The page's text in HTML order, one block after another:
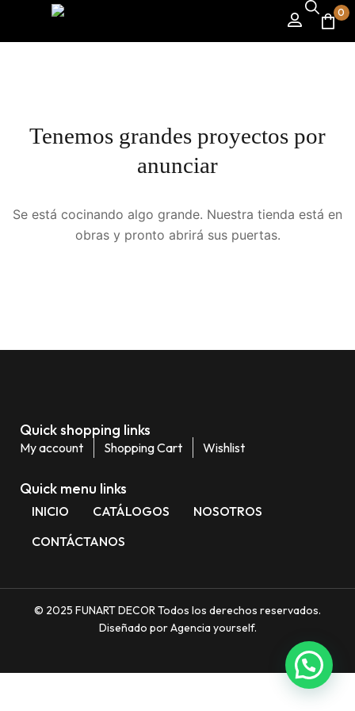
0
Tenemos grandes proyectos por
anunciar
Se está cocinando algo grande. Nuestra tienda está en
obras y pronto abrirá sus puertas.
Quick shopping links
My account Shopping Cart Wishlist
Quick menu links
INICIO CATÁLOGOS
NOSOTROS
CONTÁCTANOS
© 2025 FUNART DECOR Todos los derechos reservados.
Diseñado por Agencia yourself.